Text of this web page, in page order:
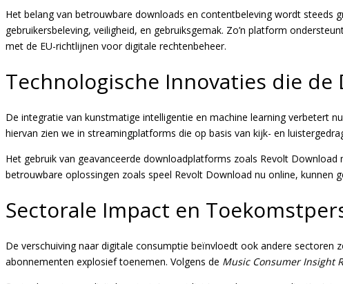
Het belang van betrouwbare downloads en contentbeleving wordt steeds
gebruikersbeleving, veiligheid, en gebruiksgemak. Zo’n platform
met de EU-richtlijnen voor digitale rechtenbeheer.
Technologische Innovaties die
De integratie van kunstmatige intelligentie en machine learning verbetert
hiervan zien we in streamingplatforms die op basis van kijk- en
Het gebruik van geavanceerde downloadplatforms zoals Revolt
betrouwbare oplossingen zoals speel Revolt Download nu online, kunnen
Sectorale Impact en
De verschuiving naar digitale consumptie beïnvloedt ook andere
abonnementen explosief toenemen. Volgens de Music Consumer Insight